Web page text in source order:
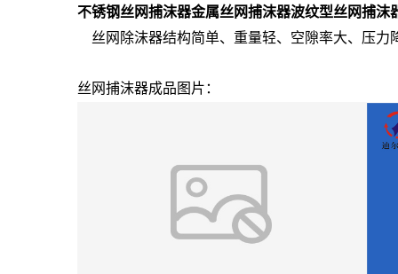
不锈钢丝网捕沫器金属丝网捕沫器波纹型丝网捕沫
丝网除沫器结构简单、重量轻、空隙率大、压力
丝网捕沫器成品图片：